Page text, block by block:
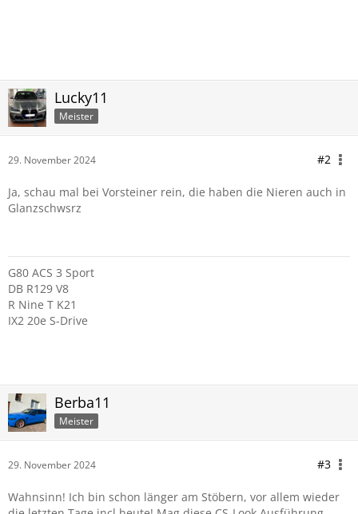
Lucky11
Meister
29. November 2024 #2
Ja, schau mal bei Vorsteiner rein, die haben die Nieren auch in
Glanzschwsrz
G80 ACS 3 Sport
DB R129 V8
R Nine T K21
IX2 20e S-Drive
Berba11
Meister
29. November 2024 #3
Wahnsinn! Ich bin schon länger am Stöbern, vor allem wieder